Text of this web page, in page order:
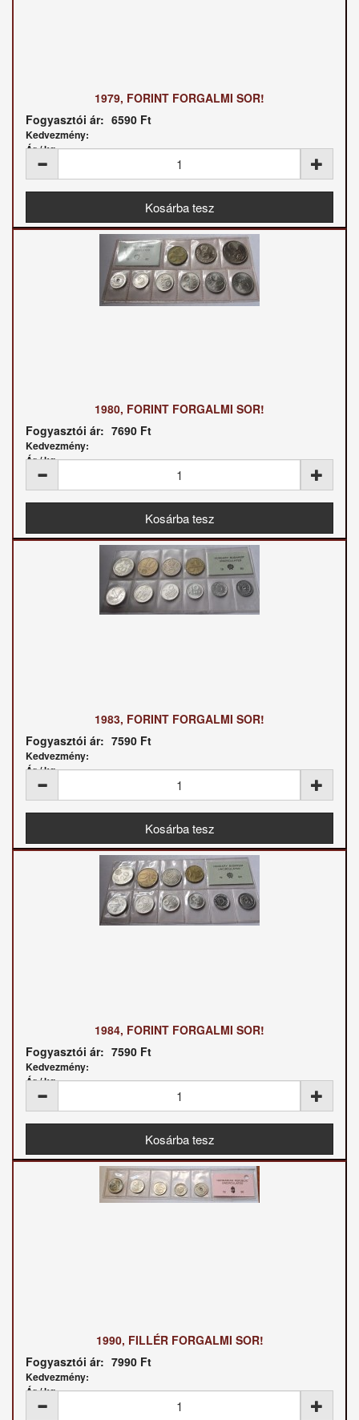
1979, FORINT FORGALMI SOR!
Fogyasztói ár: 6590 Ft
Kedvezmény:
Ár / kg:
1980, FORINT FORGALMI SOR!
Fogyasztói ár: 7690 Ft
Kedvezmény:
Ár / kg:
1983, FORINT FORGALMI SOR!
Fogyasztói ár: 7590 Ft
Kedvezmény:
Ár / kg:
1984, FORINT FORGALMI SOR!
Fogyasztói ár: 7590 Ft
Kedvezmény:
Ár / kg:
1990, FILLÉR FORGALMI SOR!
Fogyasztói ár: 7990 Ft
Kedvezmény:
Ár / kg: